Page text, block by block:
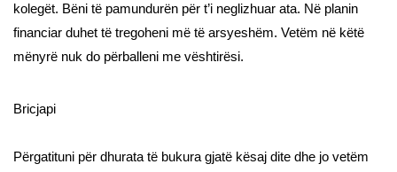
kolegët. Bëni të pamundurën për t’i neglizhuar ata. Në planin
financiar duhet të tregoheni më të arsyeshëm. Vetëm në këtë
mënyrë nuk do përballeni me vështirësi.
Bricjapi
Përgatituni për dhurata të bukura gjatë kësaj dite dhe jo vetëm